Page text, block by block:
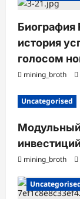
Биография
история
голосом
mining_broth
Uncategorised
инвестиций
mining_broth